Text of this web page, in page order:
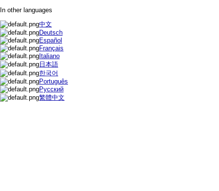
In other languages
中文
Deutsch
Español
Français
Italiano
日本語
한국어
Português
Русский
繁體中文